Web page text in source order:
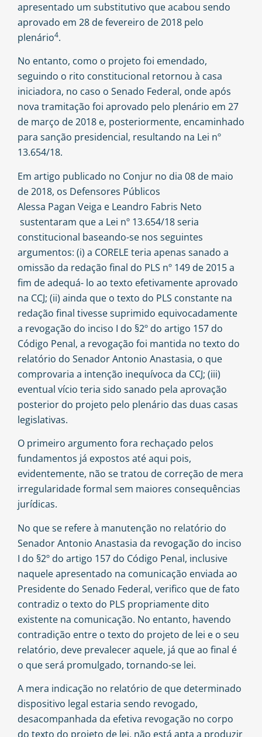
apresentado um substitutivo que acabou sendo
aprovado em 28 de fevereiro de 2018 pelo
plenário4.
No entanto, como o projeto foi emendado,
seguindo o rito constitucional retornou à casa
iniciadora, no caso o Senado Federal, onde após
nova tramitação foi aprovado pelo plenário em 27
de março de 2018 e, posteriormente, encaminhado
para sanção presidencial, resultando na Lei nº
13.654/18.
Em artigo publicado no Conjur no dia 08 de maio
de 2018, os Defensores Públicos
Alessa Pagan Veiga e Leandro Fabris Neto
sustentaram que a Lei nº 13.654/18 seria
constitucional baseando-se nos seguintes
argumentos: (i) a CORELE teria apenas sanado a
omissão da redação final do PLS nº 149 de 2015 a
fim de adequá- lo ao texto efetivamente aprovado
na CCJ; (ii) ainda que o texto do PLS constante na
redação final tivesse suprimido equivocadamente
a revogação do inciso I do §2º do artigo 157 do
Código Penal, a revogação foi mantida no texto do
relatório do Senador Antonio Anastasia, o que
comprovaria a intenção inequívoca da CCJ; (iii)
eventual vício teria sido sanado pela aprovação
posterior do projeto pelo plenário das duas casas
legislativas.
O primeiro argumento fora rechaçado pelos
fundamentos já expostos até aqui pois,
evidentemente, não se tratou de correção de mera
irregularidade formal sem maiores consequências
jurídicas.
No que se refere à manutenção no relatório do
Senador Antonio Anastasia da revogação do inciso
I do §2º do artigo 157 do Código Penal, inclusive
naquele apresentado na comunicação enviada ao
Presidente do Senado Federal, verifico que de fato
contradiz o texto do PLS propriamente dito
existente na comunicação. No entanto, havendo
contradição entre o texto do projeto de lei e o seu
relatório, deve prevalecer aquele, já que ao final é
o que será promulgado, tornando-se lei.
A mera indicação no relatório de que determinado
dispositivo legal estaria sendo revogado,
desacompanhada da efetiva revogação no corpo
do texto do projeto de lei, não está apta a produzir